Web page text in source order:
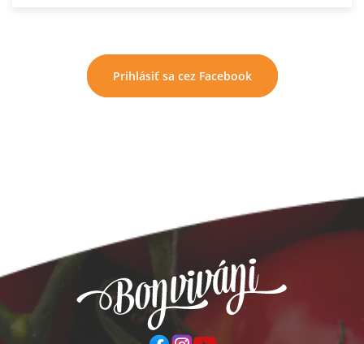
Prihlásiť sa cez Facebook